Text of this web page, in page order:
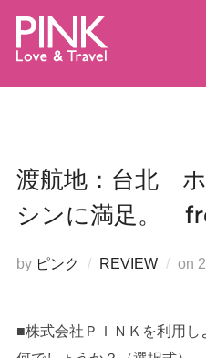
ン
渡航地：台北 ホ
シンに満足。
by ピンク REVIEW on
■株式会社ＰＩＮＫを利用